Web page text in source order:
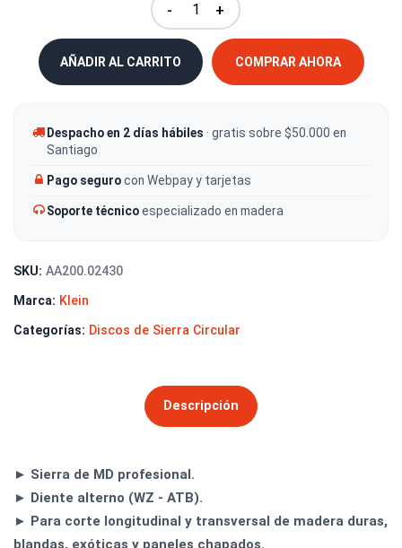
- +
AÑADIR AL CARRITO COMPRAR AHORA
Despacho en 2 días hábiles · gratis sobre $50.000 en
Santiago
Pago segurocon Webpay y tarjetas
Soporte técnicoespecializado en madera
SKU: AA200.02430
Marca: Klein
Categorías: Discos de Sierra Circular
Descripción
► Sierra de MD profesional.
► Diente alterno (WZ - ATB).
► Para corte longitudinal y transversal de madera duras,
blandas, exóticas y paneles chapados.